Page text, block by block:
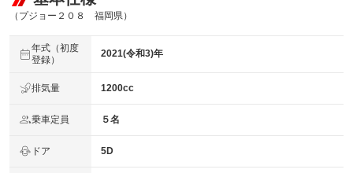
（プジョー２０８ 福岡県）
年式（初度
登録）
2021(令和3)年
排気量 1200cc
乗車定員 ５名
ドア 5D